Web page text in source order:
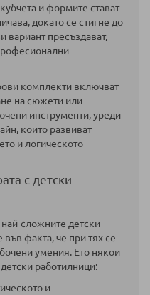
и формите стават
докато се стигне до
вариант пресъздават,
комплекти включват
на сюжети или
инструменти, уреди
които развиват
и логическото
с детски
сложните детски
във факта, че при тях се
умения. Ето някои
работилници:
и